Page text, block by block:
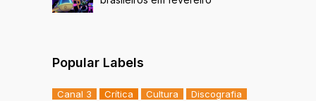
Popular Labels
Canal 3 Crítica Cultura
Discografia